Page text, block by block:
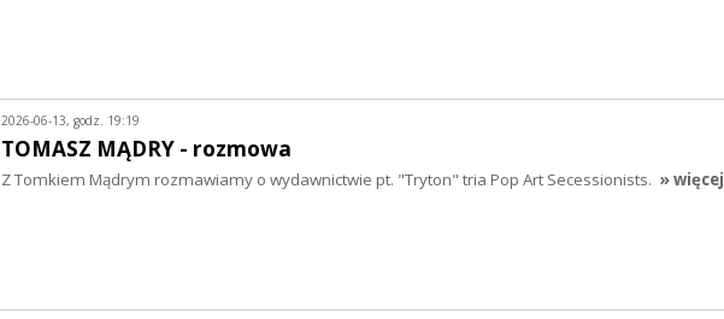
2026-06-13, godz. 19:19
TOMASZ MĄDRY - rozmowa
Z Tomkiem Mądrym rozmawiamy o wydawnictwie pt. "Tryton" tria Pop Art Secessionists. » więcej